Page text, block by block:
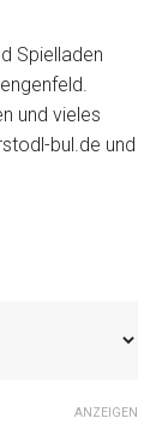
Spielladen
und vieles
bul.de und
ANZEIGEN